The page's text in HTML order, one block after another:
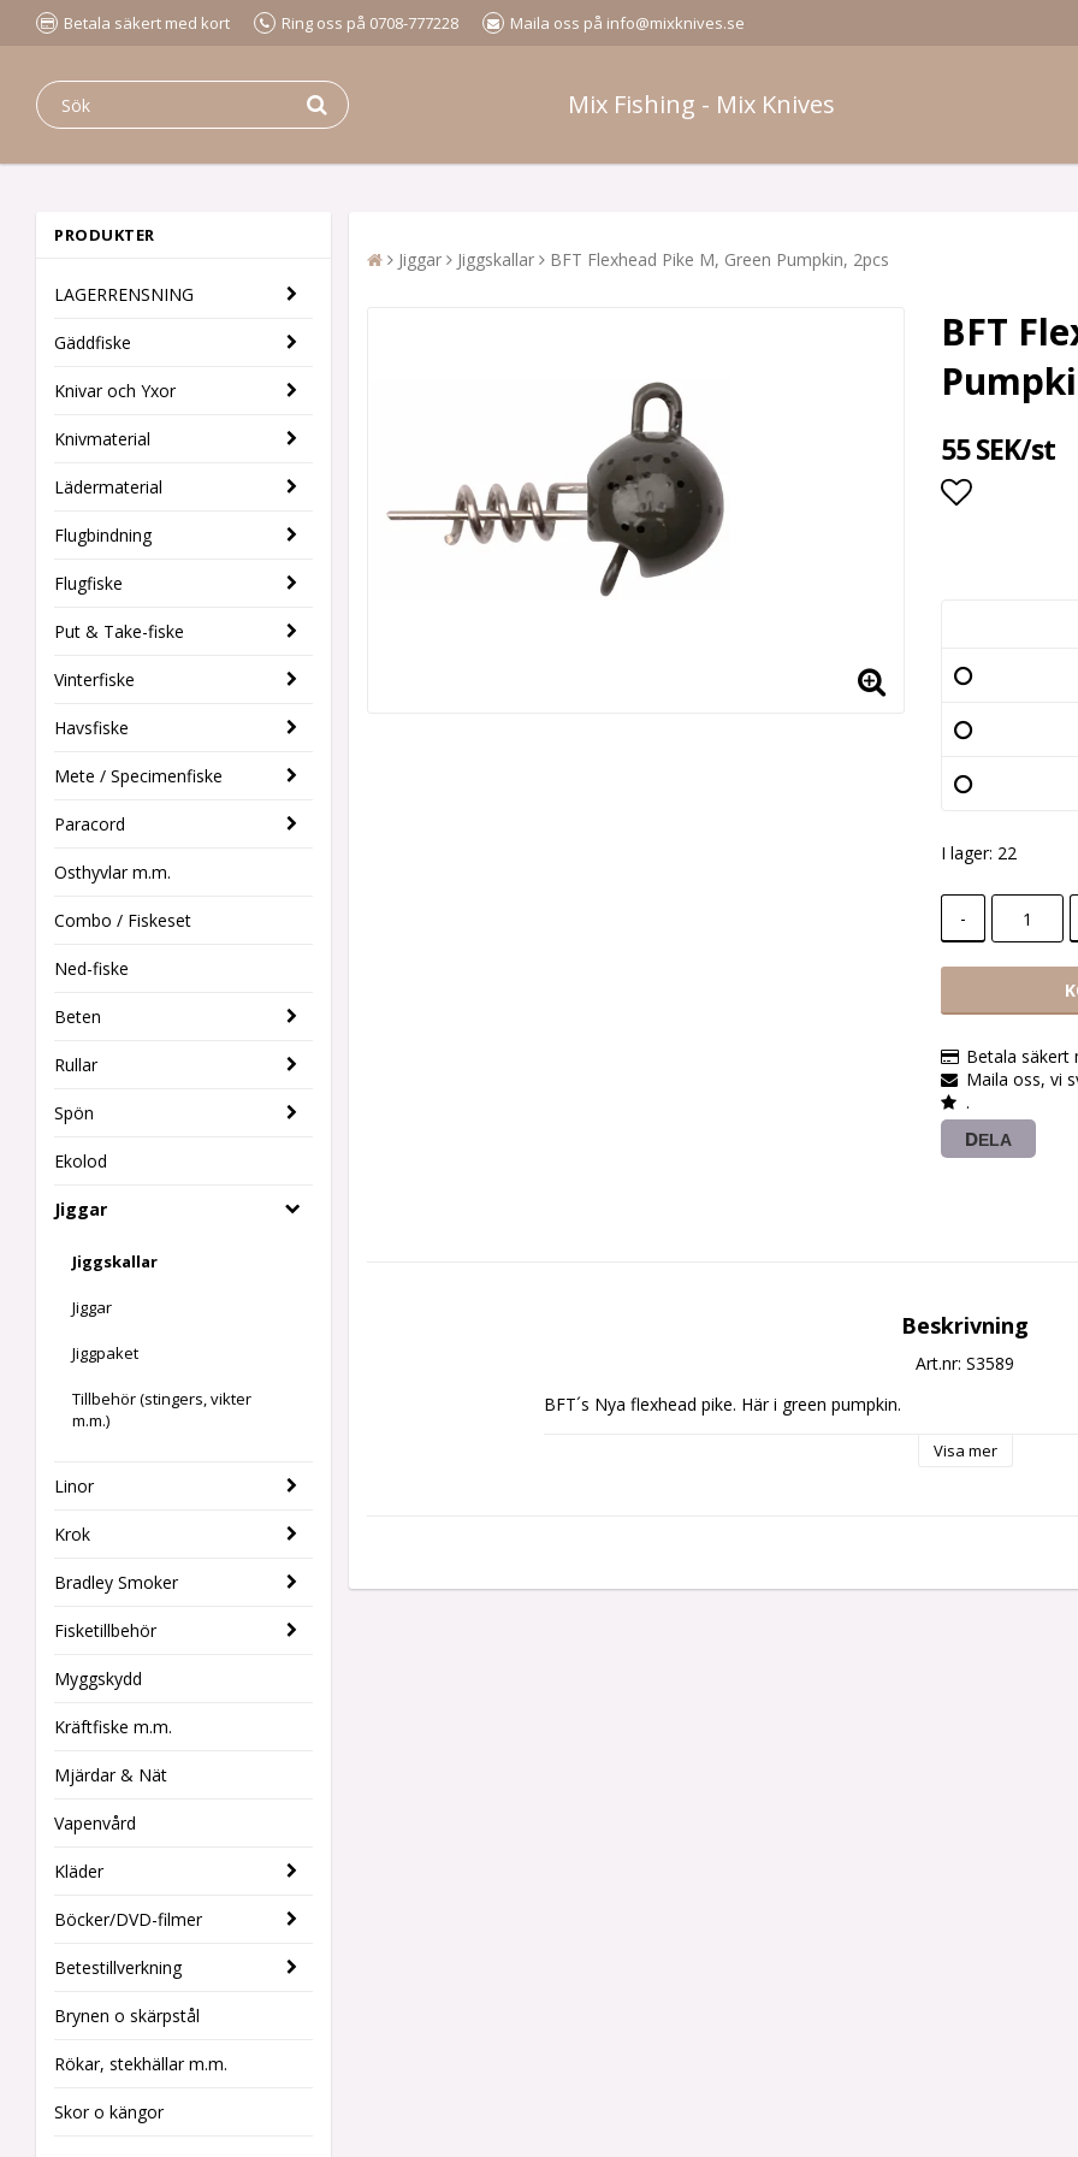
Betala säkert med kort Ring oss på 0708-777228 Maila oss på info@mixknives.se
Mix Fishing - Mix Knives
PRODUKTER
LAGERRENSNING
Gäddfiske
Knivar och Yxor
Knivmaterial
Lädermaterial
Flugbindning
Flugfiske
Put & Take-fiske
Vinterfiske
Havsfiske
Mete / Specimenfiske
Paracord
Osthyvlar m.m.
Combo / Fiskeset
Ned-fiske
Beten
Rullar
Spön
Ekolod
Jiggar
Jiggskallar
Jiggar
Jiggpaket
Tillbehör (stingers, vikter
m.m.)
Linor
Krok
Bradley Smoker
Fisketillbehör
Myggskydd
Kräftfiske m.m.
Mjärdar & Nät
Vapenvård
Kläder
Böcker/DVD-filmer
Betestillverkning
Brynen o skärpstål
Rökar, stekhällar m.m.
Skor o kängor
Jiggar Jiggskallar BFT Flexhead Pike M, Green Pumpkin, 2pcs
BFT
55 SEK/st
I lager: 22
-
Betala säkert
Maila oss, vi
.
DELA
Beskrivning
Art.nr: S3589
BFT´s Nya flexhead pike. Här i green pumpkin.
Visa mer